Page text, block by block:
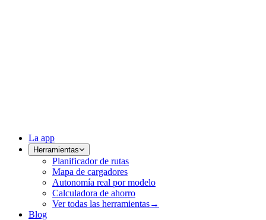
La app
Herramientas
Planificador de rutas
Mapa de cargadores
Autonomía real por modelo
Calculadora de ahorro
Ver todas las herramientas→
Blog